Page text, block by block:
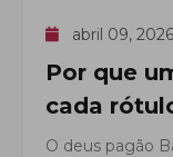
abril 09, 2026
Por que
cada
de 160
O deus pagão